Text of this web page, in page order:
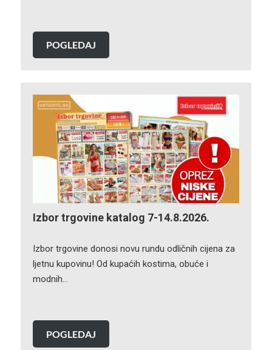
POGLEDAJ
Izbor trgovine katalog 7-14.8.2026.
Izbor trgovine donosi novu rundu odličnih cijena za
ljetnu kupovinu! Od kupaćih kostima, obuće i
modnih…
POGLEDAJ